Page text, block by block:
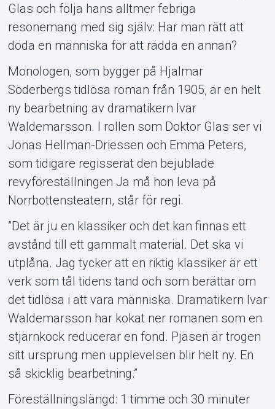
Glas och följa hans alltmer febriga
resonemang med sig själv: Har man rätt att
döda en människa för att rädda en annan?
Monologen, som bygger på Hjalmar
Söderbergs tidlösa roman från 1905, är en helt
ny bearbetning av dramatikern Ivar
Waldemarsson. I rollen som Doktor Glas ser vi
Jonas Hellman-Driessen och Emma Peters,
som tidigare regisserat den bejublade
revyföreställningen Ja må hon leva på
Norrbottensteatern, står för regi.
”Det är ju en klassiker och det kan finnas ett
avstånd till ett gammalt material. Det ska vi
utplåna. Jag tycker att en riktig klassiker är ett
verk som tål tidens tand och som berättar om
det tidlösa i att vara människa. Dramatikern Ivar
Waldemarsson har kokat ner romanen som en
stjärnkock reducerar en fond. Pjäsen är trogen
sitt ursprung men upplevelsen blir helt ny. En
så skicklig bearbetning.”
Föreställningslängd: 1 timme och 30 minuter